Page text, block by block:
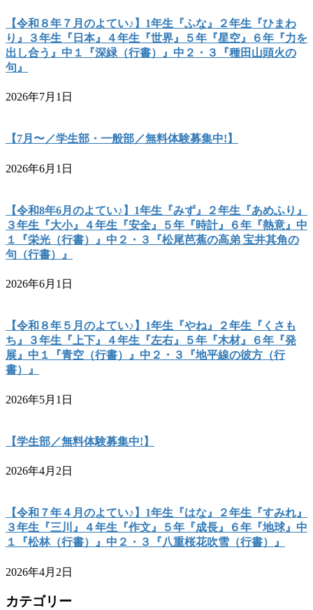
【令和８年７月のよてい♪】1年生『ふな』２年生『ひまわ
り』３年生『日本』４年生『世界』５年『星空』６年『力を
出し合う』中１『深緑（行書）』中２・３『種田山頭火の
句』
2026年7月1日
【7月〜／学生部・一般部／無料体験募集中!】
2026年6月1日
【令和8年6月のよてい♪】1年生『みず』２年生『あめふり』
３年生『大小』４年生『安全』５年『時計』６年『熱意』中
１『栄光（行書）』中２・３『松尾芭蕉の高弟 宝井其角の
句（行書）』
2026年6月1日
【令和８年５月のよてい♪】1年生『やね』２年生『くさも
ち』３年生『上下』４年生『左右』５年『木材』６年『発
展』中１『青空（行書）』中２・３『地平線の彼方（行
書）』
2026年5月1日
【学生部／無料体験募集中!】
2026年4月2日
【令和７年４月のよてい♪】1年生『はな』２年生『すみれ』
３年生『三川』４年生『作文』５年『成長』６年『地球』中
１『松林（行書）』中２・３『八重桜花吹雪（行書）』
2026年4月2日
カテゴリー